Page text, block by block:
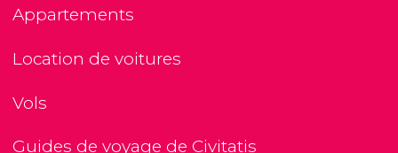
Appartements
Location de voitures
Vols
Guides de voyage de Civitatis